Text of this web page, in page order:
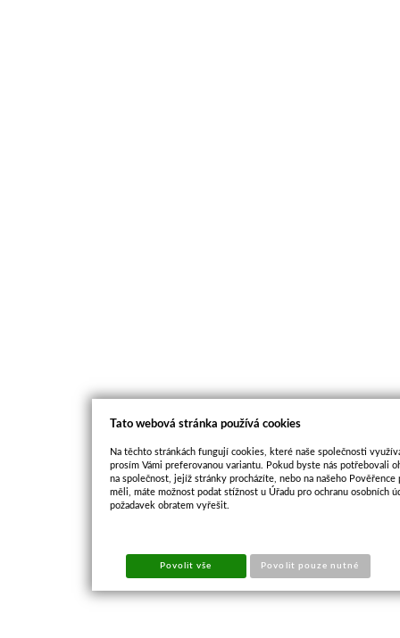
Tato webová stránka používá cookies
Na těchto stránkách fungují cookies, které naše společnosti
prosím Vámi preferovanou variantu. Pokud byste nás potřebovali
na společnost, jejíž stránky procházíte, nebo na našeho
měli, máte možnost podat stížnost u Úřadu pro ochranu osobních
požadavek obratem vyřešit.
Povolit vše Povolit pouze nutné